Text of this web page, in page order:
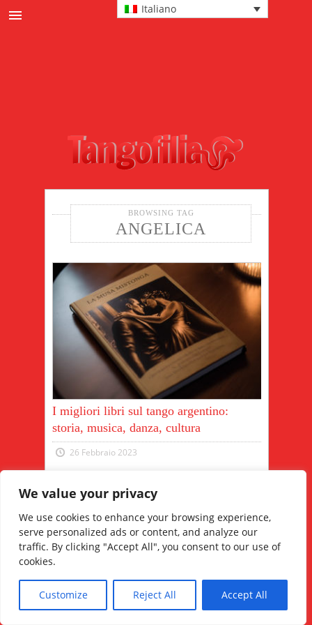
We value your privacy
We use cookies to enhance your browsing experience,
serve personalized ads or content, and analyze our
traffic. By clicking "Accept All", you consent to our use of
cookies.
Customize Reject All Accept All
Passi e tecnica
Italiano
BROWSING TAG
ANGELICA
I migliori libri sul tango argentino:
storia, musica, danza, cultura
26 Febbraio 2023
danza più coinvolgenti. La sua storia e la
libri che ne raccon...
Read More